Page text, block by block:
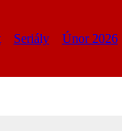
Seriály Únor 2026